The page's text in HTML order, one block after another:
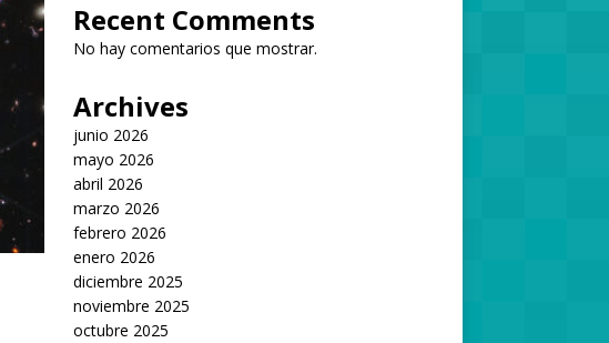
Recent Comments
No hay comentarios que mostrar.
Archives
junio 2026
mayo 2026
abril 2026
marzo 2026
febrero 2026
enero 2026
diciembre 2025
noviembre 2025
octubre 2025